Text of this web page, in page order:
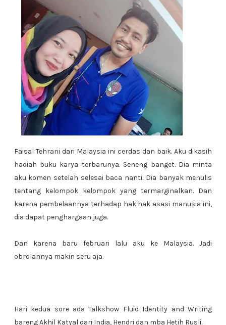
Faisal Tehrani dari Malaysia ini cerdas dan baik. Aku dikasih
hadiah buku karya terbarunya. Seneng banget. Dia minta
aku komen setelah selesai baca nanti. Dia banyak menulis
tentang kelompok kelompok yang termarginalkan. Dan
karena pembelaannya terhadap hak hak asasi manusia ini,
dia dapat penghargaan juga.
Dan karena baru februari lalu aku ke Malaysia. Jadi
obrolannya makin seru aja.
Hari kedua sore ada Talkshow Fluid Identity and Writing
bareng Akhil Katyal dari India, Hendri dan mba Hetih Rusli.